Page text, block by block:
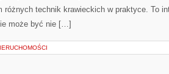
różnych technik krawieckich w praktyce. To
może być nie […]